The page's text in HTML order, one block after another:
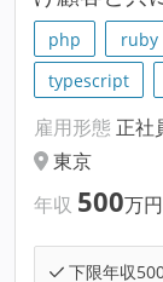
php ruby
typescript
雇用形態 正社
東京
年収 500万円
下限年収